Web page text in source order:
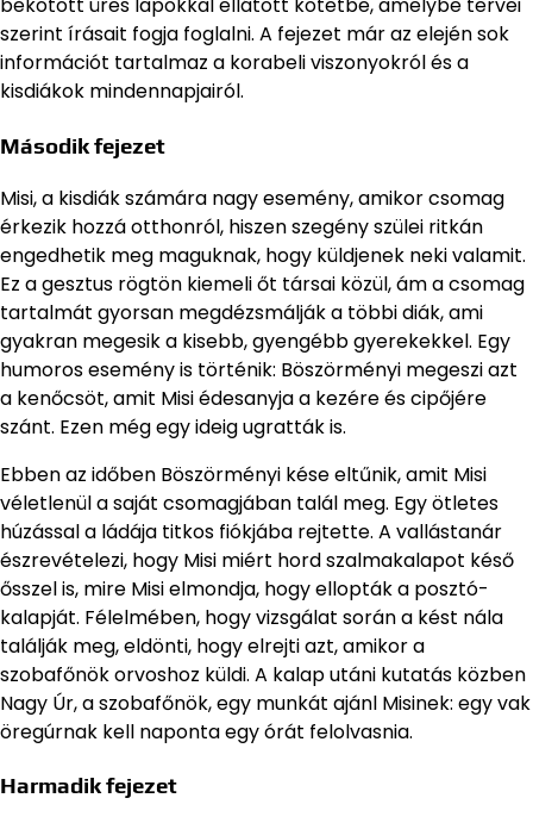
bekötött üres lapokkal ellátott kötetbe, amelybe tervei
szerint írásait fogja foglalni. A fejezet már az elején sok
információt tartalmaz a korabeli viszonyokról és a
kisdiákok mindennapjairól.
Második fejezet
Misi, a kisdiák számára nagy esemény, amikor csomag
érkezik hozzá otthonról, hiszen szegény szülei ritkán
engedhetik meg maguknak, hogy küldjenek neki valamit.
Ez a gesztus rögtön kiemeli őt társai közül, ám a csomag
tartalmát gyorsan megdézsmálják a többi diák, ami
gyakran megesik a kisebb, gyengébb gyerekekkel. Egy
humoros esemény is történik: Böszörményi megeszi azt
a kenőcsöt, amit Misi édesanyja a kezére és cipőjére
szánt. Ezen még egy ideig ugratták is.
Ebben az időben Böszörményi kése eltűnik, amit Misi
véletlenül a saját csomagjában talál meg. Egy ötletes
húzással a ládája titkos fiókjába rejtette. A vallástanár
észrevételezi, hogy Misi miért hord szalmakalapot késő
ősszel is, mire Misi elmondja, hogy ellopták a posztó-
kalapját. Félelmében, hogy vizsgálat során a kést nála
találják meg, eldönti, hogy elrejti azt, amikor a
szobafőnök orvoshoz küldi. A kalap utáni kutatás közben
Nagy Úr, a szobafőnök, egy munkát ajánl Misinek: egy vak
öregúrnak kell naponta egy órát felolvasnia.
Harmadik fejezet